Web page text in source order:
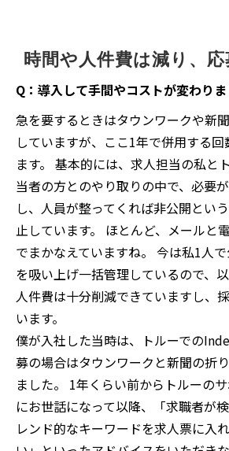
時間や人件費は減り、
Q：導入して手間やコストが変わりま
急を要するときはタウンワークや新
していますが、ここ1年で併用する
ます。 基本的には、求人担当の私と
当者の方とのやり取りの中で、必要
し、人員が整ってくれば非公開とい
止しています。 ほとんど、メールと
でまかなえていますね。 今は私1人
を吸い上げ一括管理しているので、
人件費は十分削減できていますし、
います。
僕が入社した当時は、トルーでの
募の場合はタウンワークと新聞の折
ました。 1年くらい前からトルーの
にお世話になって以降、「求職者が
レンド的なキーワードを求人票に入